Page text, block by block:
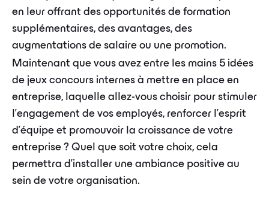
en leur offrant des opportunités de formation
supplémentaires, des avantages, des
augmentations de salaire ou une promotion.
Maintenant que vous avez entre les mains 5 idées
de jeux concours internes à mettre en place en
entreprise, laquelle allez-vous choisir pour stimuler
l'engagement de vos employés, renforcer l'esprit
d'équipe et promouvoir la croissance de votre
entreprise ? Quel que soit votre choix, cela
permettra d’installer une ambiance positive au
sein de votre organisation.